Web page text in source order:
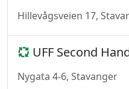
Hillevågsveien 17,
UFF Second
Nygata 4-6, Stavanger